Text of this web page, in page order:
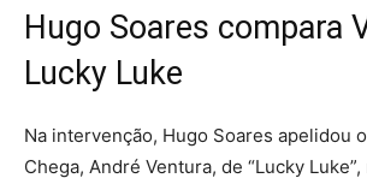
Hugo Soares compara
Lucky Luke
Na intervenção, Hugo Soares apelidou
Chega, André Ventura, de “Lucky